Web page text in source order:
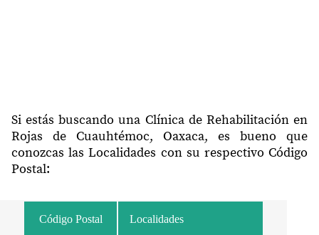
Si estás buscando una Clínica de Rehabilitación en
Rojas de Cuauhtémoc, Oaxaca, es bueno que
conozcas las Localidades con su respectivo Código
Postal:
Código Postal Localidades